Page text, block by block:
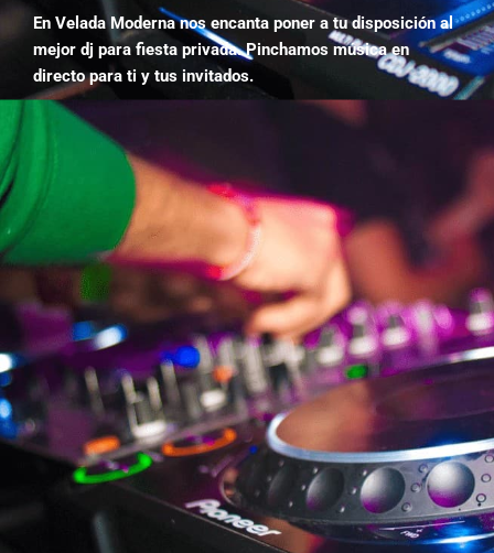
En Velada Moderna nos encanta poner a tu disposición al
mejor dj para fiesta privada. Pinchamos música en
directo para ti y tus invitados.